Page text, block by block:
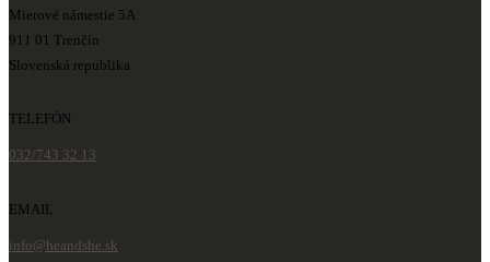
Mierové námestie 5A
911 01 Trenčín
Slovenská republika
TELEFÓN
032/743 32 13
EMAIL
info@heandshe.sk